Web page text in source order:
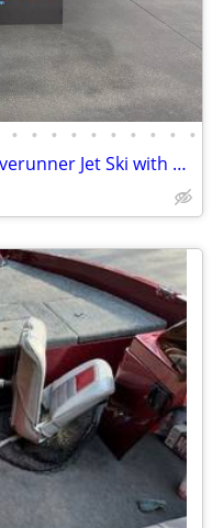
• • • • • • • • • •
2021 Yamaha VX Cruiser HO Waverunner Jet Ski with Audio! 25 hours!